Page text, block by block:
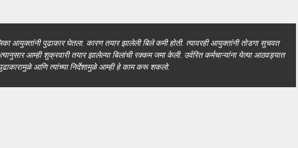
आयुक्तांनी पुढाकार घेतला. कारण तयार झालेली बिले कमी होती. त्यावरही आयुक्तांनी तोडगा सुचवत
आम्ही शुक्रवारी तयार झालेल्या बिलांची रक्कम जमा केली. उर्वरित कर्मचाऱ्यांना येत्या आठवड्यात
आणि त्यांच्या निर्देशामुळे आम्ही हे काम करू शकलो.